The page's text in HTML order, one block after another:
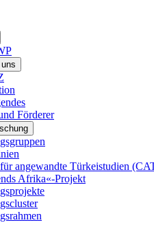
Förderer
angewandte Türkeistudien
Afrika«-Projekt